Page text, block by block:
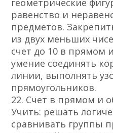
геометрические
равенство и
предметов.
из двух меньших
счет до 10 в прямом
умение соединять
линии, выполнять
прямоугольников.
22. Счет в прямом и
Учить: решать
сравнивать группы